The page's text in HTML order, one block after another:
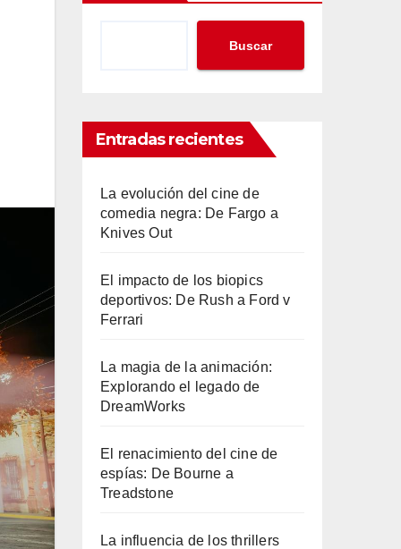
Buscar
Entradas recientes
La evolución del cine de
comedia negra: De Fargo a
Knives Out
El impacto de los biopics
deportivos: De Rush a Ford v
Ferrari
La magia de la animación:
Explorando el legado de
DreamWorks
El renacimiento del cine de
espías: De Bourne a
Treadstone
La influencia de los thrillers